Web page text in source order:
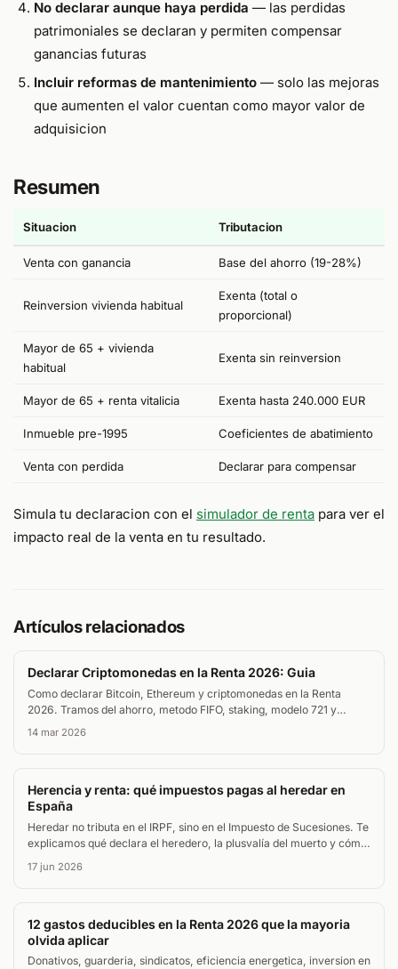
No declarar aunque haya perdida — las perdidas
patrimoniales se declaran y permiten compensar
ganancias futuras
Incluir reformas de mantenimiento— solo las mejoras
que aumenten el valor cuentan como mayor valor de
adquisicion
Resumen
Situacion Tributacion
Venta con ganancia Base del ahorro (19-28%)
Reinversion vivienda habitual
Exenta (total o
proporcional)
Mayor de 65 + vivienda
habitual
Exenta sin reinversion
Mayor de 65 + renta vitalicia Exenta hasta 240.000 EUR
Inmueble pre-1995 Coeficientes de abatimiento
Venta con perdida Declarar para compensar
Simula tu declaracion con el simulador de renta para ver el
impacto real de la venta en tu resultado.
Artículos relacionados
Declarar Criptomonedas en la Renta 2026: Guia
Como declarar Bitcoin, Ethereum y criptomonedas en la Renta
2026. Tramos del ahorro, metodo FIFO, staking, modelo 721 y
errores comunes.
14 mar 2026
Herencia y renta: qué impuestos pagas al heredar en
España
Heredar no tributa en el IRPF, sino en el Impuesto de Sucesiones. Te
explicamos qué declara el heredero, la plusvalía del muerto y cómo
tributa vender lo heredado.
17 jun 2026
12 gastos deducibles en la Renta 2026 que la mayoria
olvida aplicar
Donativos, guarderia, sindicatos, eficiencia energetica, inversion en